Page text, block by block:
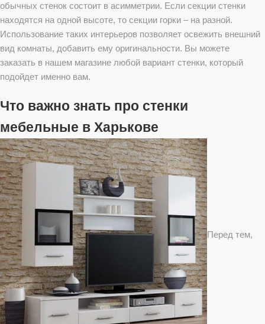
обычных стенок состоит в асимметрии. Если секции стенки
находятся на одной высоте, то секции горки – на разной.
Использование таких интерьеров позволяет освежить внешний
вид комнаты, добавить ему оригинальности. Вы можете
заказать в нашем магазине любой вариант стенки, который
подойдет именно вам.
Что важно знать про стенки
мебельные в Харькове
Перед тем,